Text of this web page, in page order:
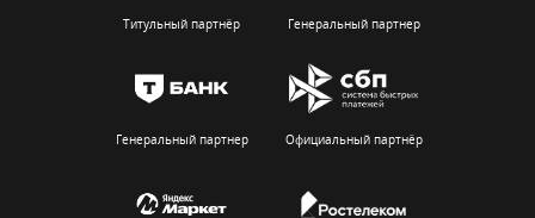
Титульный партнёр Генеральный партнер
Генеральный партнер Официальный партнёр